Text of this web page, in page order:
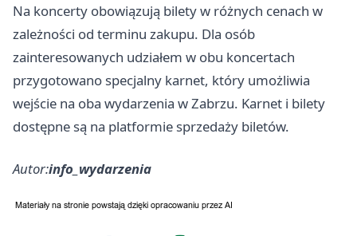
Na koncerty obowiązują bilety w różnych cenach w
zależności od terminu zakupu. Dla osób
zainteresowanych udziałem w obu koncertach
przygotowano specjalny karnet, który umożliwia
wejście na oba wydarzenia w Zabrzu. Karnet i bilety
dostępne są na platformie sprzedaży biletów.
Autor:info_wydarzenia